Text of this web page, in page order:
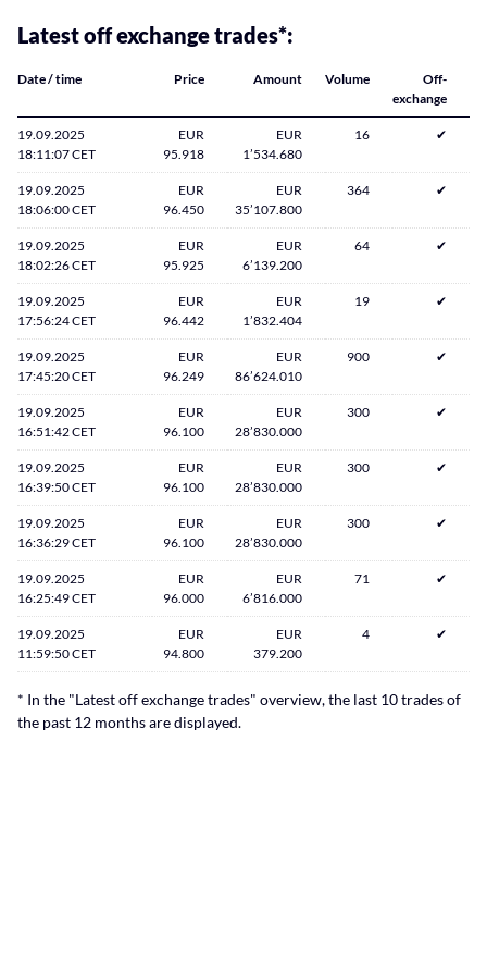
Latest off exchange trades*:
Date / time Price Amount Volume
Off-
exchange
19.09.2025
18:11:07 CET
EUR
95.918
EUR
1’534.680
16 ✔
19.09.2025
18:06:00 CET
EUR
96.450
EUR
35’107.800
364 ✔
19.09.2025
18:02:26 CET
EUR
95.925
EUR
6’139.200
64 ✔
19.09.2025
17:56:24 CET
EUR
96.442
EUR
1’832.404
19 ✔
19.09.2025
17:45:20 CET
EUR
96.249
EUR
86’624.010
900 ✔
19.09.2025
16:51:42 CET
EUR
96.100
EUR
28’830.000
300 ✔
19.09.2025
16:39:50 CET
EUR
96.100
EUR
28’830.000
300 ✔
19.09.2025
16:36:29 CET
EUR
96.100
EUR
28’830.000
300 ✔
19.09.2025
16:25:49 CET
EUR
96.000
EUR
6’816.000
71 ✔
19.09.2025
11:59:50 CET
EUR
94.800
EUR
379.200
4 ✔
* In the "Latest off exchange trades" overview, the last 10 trades of
the past 12 months are displayed.